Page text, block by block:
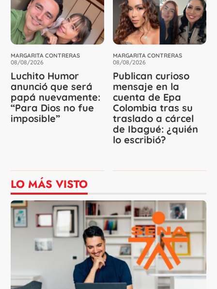
MARGARITA CONTRERAS
08/08/2026
Luchito Humor
anunció que será
papá nuevamente:
“Para Dios no fue
imposible”
MARGARITA CONTRERAS
08/08/2026
Publican curioso
mensaje en la
cuenta de Epa
Colombia tras su
traslado a cárcel
de Ibagué: ¿quién
lo escribió?
LO MÁS VISTO